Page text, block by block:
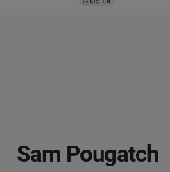
Sam Pougatch